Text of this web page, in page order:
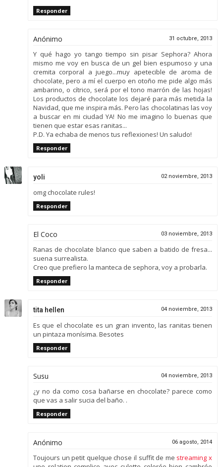
Responder
Anónimo 31 octubre, 2013
Y qué hago yo tango tiempo sin pisar Sephora? Ahora
mismo me voy en busca de un gel bien espumoso y una
cremita corporal a juego...muy apetecible de aroma de
chocolate, pero a mí el cuerpo en otoño me pide algo más
ambarino, o cítrico, será por el tono marrón de las hojas!
Los productos de chocolate los dejaré para más metida la
Navidad, que me inspira más. Pero las chocolatinas las voy
a buscar en mi ciudad YA! No me imagino lo buenas que
tienen que estar esas ranitas...
P.D. Ya echaba de menos tus reflexiones! Un saludo!
Responder
yoli 02 noviembre, 2013
omg chocolate rules!
Responder
El Coco 03 noviembre, 2013
Ranas de chocolate blanco que saben a batido de fresa...
suena surrealista.
Creo que prefiero la manteca de sephora, voy a probarla.
Responder
tita hellen 04 noviembre, 2013
Es que el chocolate es un gran invento, las ranitas tienen
un pintaza monísima. Besotes
Responder
Susu 04 noviembre, 2013
¿y no da como cosa bañarse en chocolate? parece como
que vas a salir sucia del baño. .
Responder
Anónimo 06 agosto, 2014
Toujours un petit quelque chose il suffit de me streaming x